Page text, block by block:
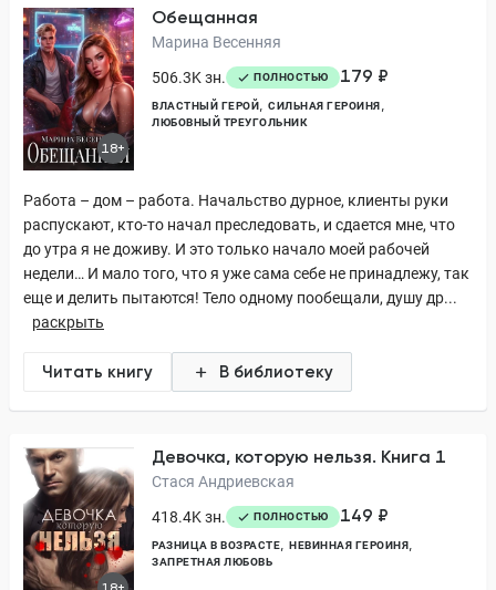
18+
Обещанная
Марина Весенняя
506.3K зн.
ПОЛНОСТЬЮ 179 ₽
ВЛАСТНЫЙ ГЕРОЙ
СИЛЬНАЯ ГЕРОИНЯ
ЛЮБОВНЫЙ ТРЕУГОЛЬНИК
Работа – дом – работа. Начальство дурное, клиенты руки
распускают, кто-то начал преследовать, и сдается мне, что
до утра я не доживу. И это только начало моей рабочей
недели… И мало того, что я уже сама себе не принадлежу, так
еще и делить пытаются! Тело одному пообещали, душу др...
раскрыть
Читать книгу В библиотеку
Девочка, которую нельзя. Книга 1
Стася Андриевская
418.4K зн.
ПОЛНОСТЬЮ 149 ₽
РАЗНИЦА В ВОЗРАСТЕ
НЕВИННАЯ ГЕРОИНЯ
ЗАПРЕТНАЯ ЛЮБОВЬ